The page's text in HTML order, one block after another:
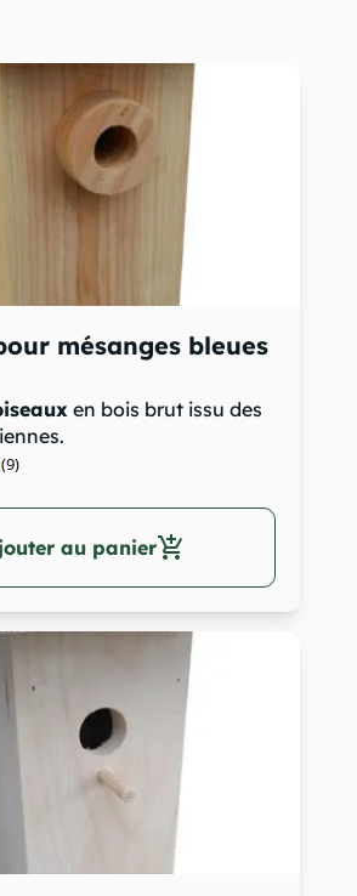
mésanges bleues
en bois brut issu des
(9)
au panieradd_shopping_cart